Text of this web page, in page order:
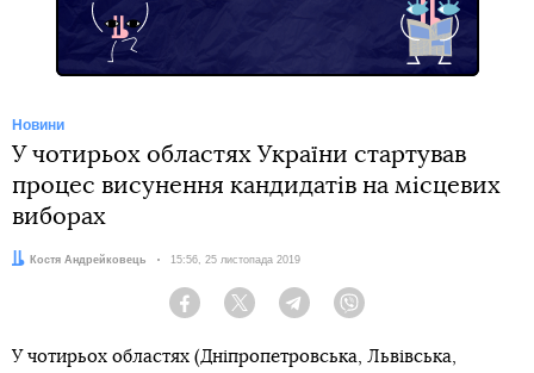
Новини
У чотирьох областях України стартував
процес висунення кандидатів на місцевих
виборах
Автор:Костя Андрейковець Дата:
15:56, 25 листопада 2019
Facebook Twitter Telegram
У чотирьох областях (Дніпропетровська, Львівська,